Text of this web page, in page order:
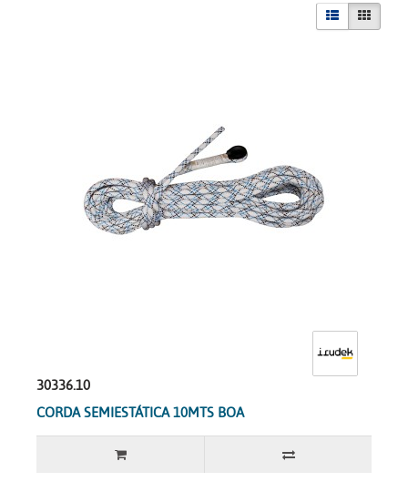
30336.10
CORDA SEMIESTÁTICA 10MTS BOA